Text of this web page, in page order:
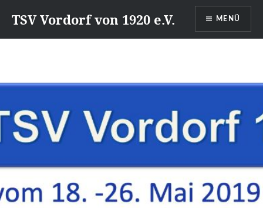
zumTSV Vordorf von 1920 e.V. MENÜ